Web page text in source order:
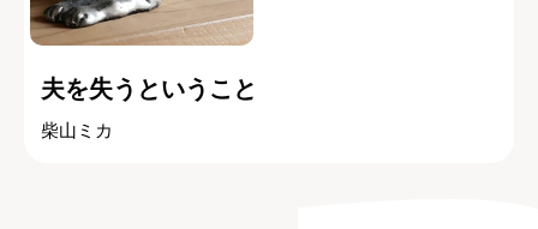
夫を失うということ
柴山ミカ